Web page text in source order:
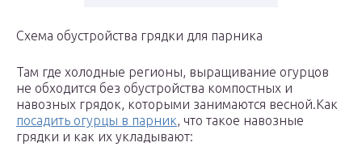
Схема обустройства грядки для парника
Там где холодные регионы, выращивание огурцов
не обходится без обустройства компостных и
навозных грядок, которыми занимаются весной.Как
посадить огурцы в парник, что такое навозные
грядки и как их укладывают: